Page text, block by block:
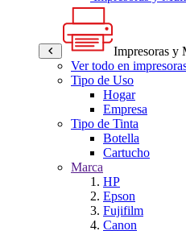
Impresoras y
Ver todo en
Tipo de Uso
Hogar
Empresa
Tipo de Tinta
Botella
Cartucho
Marca
HP
Epson
Fujifilm
Canon